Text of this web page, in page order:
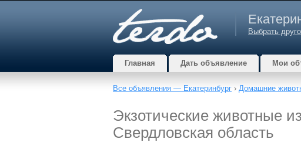
Выбрать
Главная Дать объявление Мои
Все объявления — Екатеринбург › Домашние
Экзотические животные
Свердловская область